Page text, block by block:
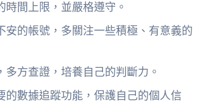
間上限，並嚴格遵守。
安的帳號，多關注一些積極、有意義的
方查證，培養自己的判斷力。
的數據追蹤功能，保護自己的個人信